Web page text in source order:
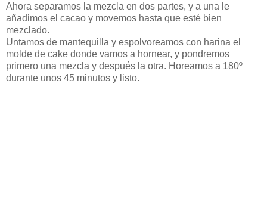
Ahora separamos la mezcla en dos partes, y a una le
añadimos el cacao y movemos hasta que esté bien
mezclado.
Untamos de mantequilla y espolvoreamos con harina el
molde de cake donde vamos a hornear, y pondremos
primero una mezcla y después la otra. Horeamos a 180º
durante unos 45 minutos y listo.